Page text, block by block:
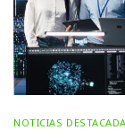
NOTICIAS